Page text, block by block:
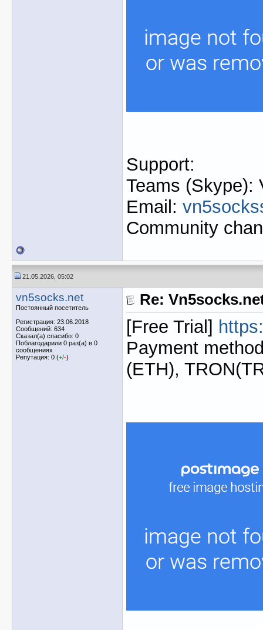
Support:
Teams (Skype):
Email:
Community
21.05.2026, 05:02
vn5socks.net
Постоянный посетитель
Регистрация: 23.06.2018
Сообщений: 634
Сказал(а) спасибо: 0
Поблагодарили 0 раз(а) в 0
сообщениях
Репутация: 0 (+/-)
Re:
[Free Trial]
Payment
(ETH),